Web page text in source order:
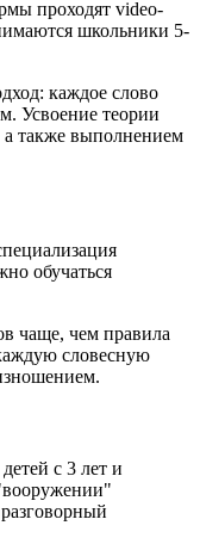
проходят video-
школьники 5-
каждое слово
Усвоение теории
а также выполнением
обучаться
чаще, чем правила
словесную
с 3 лет и